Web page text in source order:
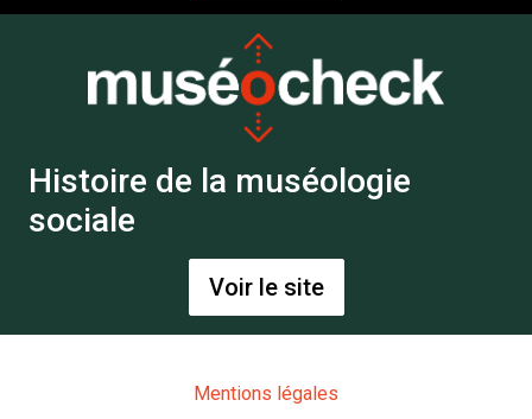
Histoire de la muséologie
sociale
Voir le site
Mentions légales